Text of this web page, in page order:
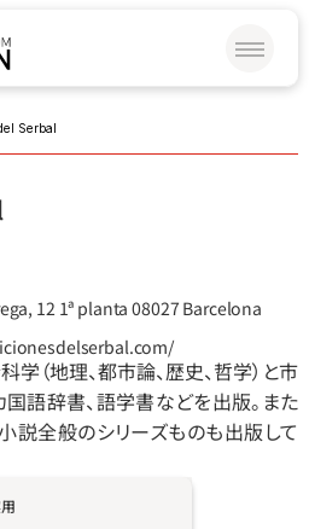
Serbal
12 1ª planta 08027 Barcelona
学（地理、都市論、歴史、哲学）と市
語辞書、語学書などを出版。また
説全般のシリーズものも出版して
れわれの住む世界に